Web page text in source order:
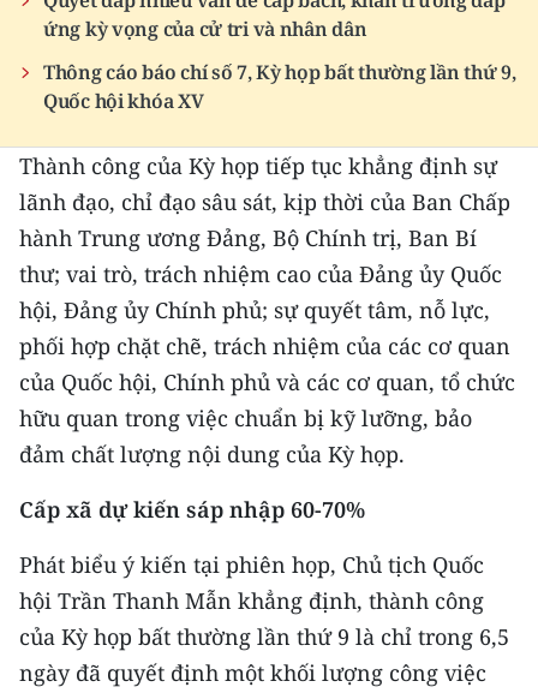
ứng kỳ vọng của cử tri và nhân dân
Thông cáo báo chí số 7, Kỳ họp bất thường lần thứ 9,
Quốc hội khóa XV
Thành công của Kỳ họp tiếp tục khẳng định sự
lãnh đạo, chỉ đạo sâu sát, kịp thời của Ban Chấp
hành Trung ương Đảng, Bộ Chính trị, Ban Bí
thư; vai trò, trách nhiệm cao của Đảng ủy Quốc
hội, Đảng ủy Chính phủ; sự quyết tâm, nỗ lực,
phối hợp chặt chẽ, trách nhiệm của các cơ quan
của Quốc hội, Chính phủ và các cơ quan, tổ chức
hữu quan trong việc chuẩn bị kỹ lưỡng, bảo
đảm chất lượng nội dung của Kỳ họp.
Cấp xã dự kiến sáp nhập 60-70%
Phát biểu ý kiến tại phiên họp, Chủ tịch Quốc
hội Trần Thanh Mẫn khẳng định, thành công
của Kỳ họp bất thường lần thứ 9 là chỉ trong 6,5
ngày đã quyết định một khối lượng công việc